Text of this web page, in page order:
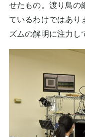
せたもの。渡り鳥の
ているわけではあり
ズムの解明に注力し